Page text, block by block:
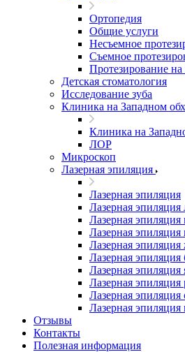
Ортопедия
Общие услуги
Несъемное
Съемное
Протезирование
Детская стоматология
Исследование зуба
Клиника на Западном
Клиника на
ЛОР
Микроскоп
Лазерная эпиляция
Лазерная эпиляция
Лазерная эпиляция
Лазерная
Лазерная эпиляция
Лазерная эпиляция
Лазерная
Лазерная эпиляция
Лазерная эпиляция
Лазерная
Лазерная эпиляция
Отзывы
Контакты
Полезная информация